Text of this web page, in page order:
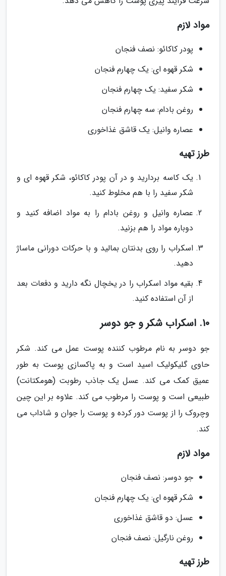
مواد لازم
پودر کاکائو: نصف فنجان
شکر قهوه ای: یک چهارم فنجان
شکر سفید: یک چهارم فنجان
روغن بادام: سه چهارم فنجان
عصاره وانیل: یک قاشق غذاخوری
طرز تهیه
یک کاسه بردارید و در آن پودر کاکائو، شکر قهوه ای و
شکر سفید را با هم مخلوط کنید.
عصاره وانیل و روغن بادام را به مواد اضافه کنید و
دوباره مواد را هم بزنید.
اسکراب را روی بدنتان بمالید و با حرکات دورانی ماساژ
دهید.
بقیه مواد اسکراب را در یخچال نگه دارید و دفعات بعد
از آن استفاده کنید.
10. اسکراب شکر و جو دوسر
جو دوسر به نام مرطوب کننده پوست عمل می کند. شکر
حاوی گلیکولیک اسید است و به پاکسازی پوست به طور
عمیق کمک می کند. عسل یک جاذب رطوبت (هومکتانت)
طبیعی است و پوست را مرطوب می کند. علاوه بر این چین
وچروک را از پوست دور کرده و پوست را جوان و شاداب می
کند.
مواد لازم
جو دوسر: نصف فنجان
شکر قهوه ای: یک چهارم فنجان
عسل: دو قاشق غذاخوری
روغن نارگیل: نصف فنجان
طرز تهیه